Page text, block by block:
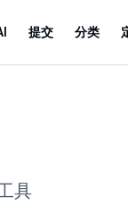
提交 分类
具